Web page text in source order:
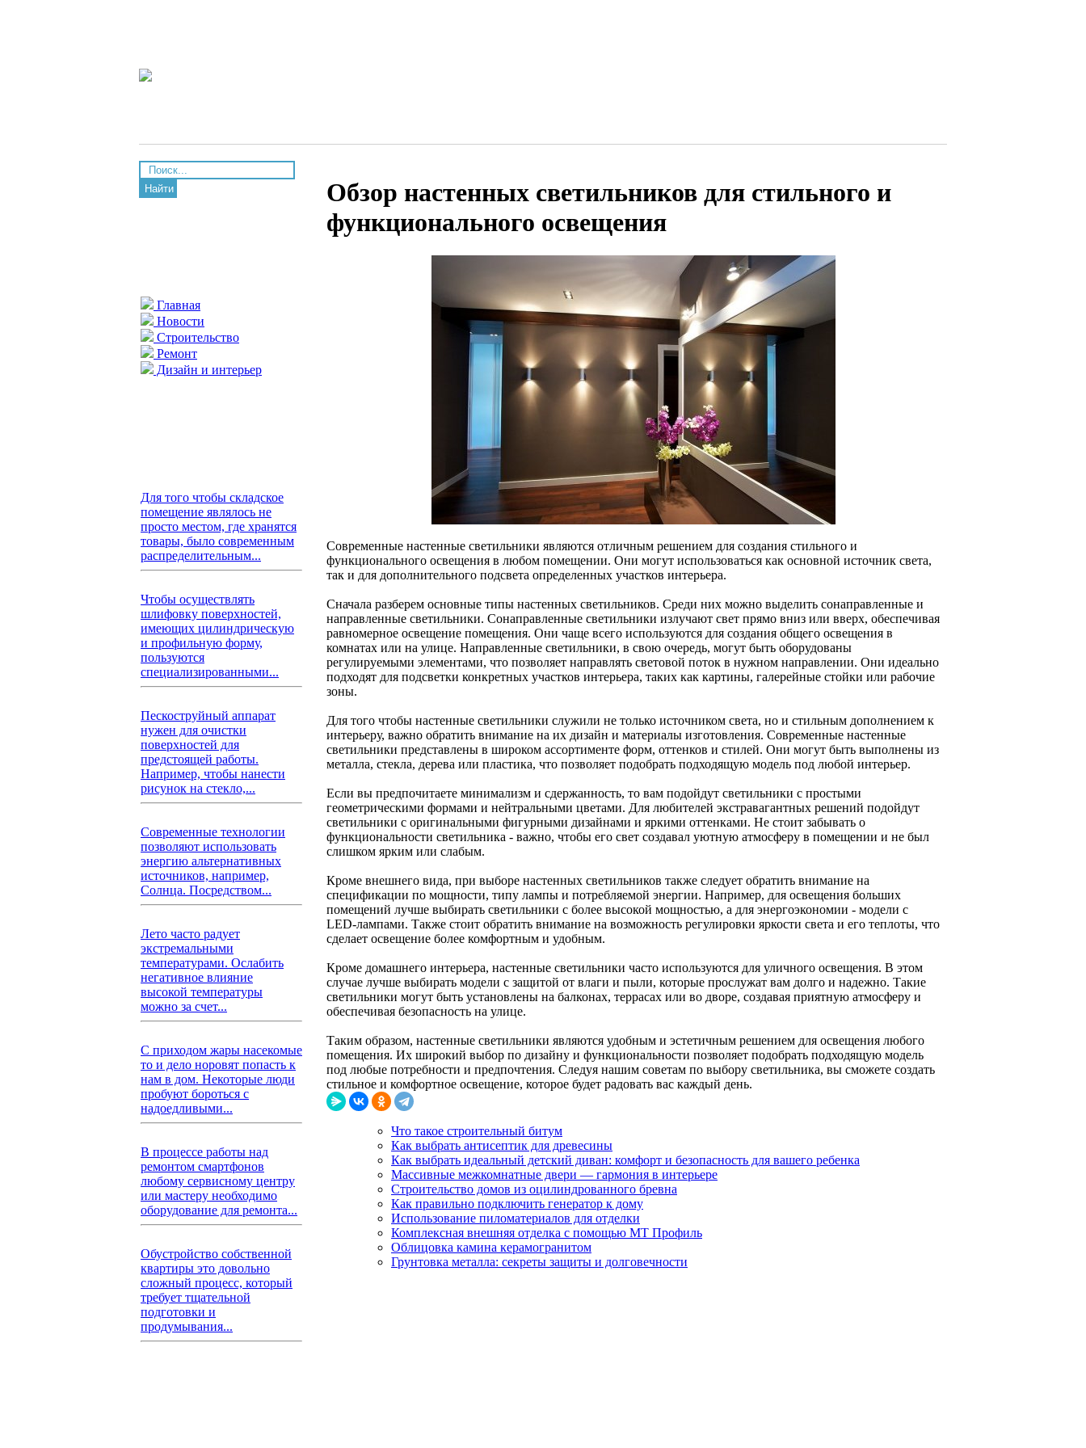
Найти
Главная
Новости
Строительство
Ремонт
Дизайн и интерьер
Для того чтобы складское
помещение являлось не
просто местом, где хранятся
товары, было современным
распределительным...
Чтобы осуществлять
шлифовку поверхностей,
имеющих цилиндрическую
и профильную форму,
пользуются
специализированными...
Пескоструйный аппарат
нужен для очистки
поверхностей для
предстоящей работы.
Например, чтобы нанести
рисунок на стекло,...
Современные технологии
позволяют использовать
энергию альтернативных
источников, например,
Солнца. Посредством...
Лето часто радует
экстремальными
температурами. Ослабить
негативное влияние
высокой температуры
можно за счет...
С приходом жары насекомые
то и дело норовят попасть к
нам в дом. Некоторые люди
пробуют бороться с
надоедливыми...
В процессе работы над
ремонтом смартфонов
любому сервисному центру
или мастеру необходимо
оборудование для ремонта...
Обустройство собственной
квартиры это довольно
сложный процесс, который
требует тщательной
подготовки и
продумывания...
Обзор настенных светильников для стильного и
функционального освещения
Современные настенные светильники являются отличным решением для создания стильного и
функционального освещения в любом помещении. Они могут использоваться как основной источник света,
так и для дополнительного подсвета определенных участков интерьера.
Сначала разберем основные типы настенных светильников. Среди них можно выделить сонаправленные и
направленные светильники. Сонаправленные светильники излучают свет прямо вниз или вверх, обеспечивая
равномерное освещение помещения. Они чаще всего используются для создания общего освещения в
комнатах или на улице. Направленные светильники, в свою очередь, могут быть оборудованы
регулируемыми элементами, что позволяет направлять световой поток в нужном направлении. Они идеально
подходят для подсветки конкретных участков интерьера, таких как картины, галерейные стойки или рабочие
зоны.
Для того чтобы настенные светильники служили не только источником света, но и стильным дополнением к
интерьеру, важно обратить внимание на их дизайн и материалы изготовления. Современные настенные
светильники представлены в широком ассортименте форм, оттенков и стилей. Они могут быть выполнены из
металла, стекла, дерева или пластика, что позволяет подобрать подходящую модель под любой интерьер.
Если вы предпочитаете минимализм и сдержанность, то вам подойдут светильники с простыми
геометрическими формами и нейтральными цветами. Для любителей экстравагантных решений подойдут
светильники с оригинальными фигурными дизайнами и яркими оттенками. Не стоит забывать о
функциональности светильника - важно, чтобы его свет создавал уютную атмосферу в помещении и не был
слишком ярким или слабым.
Кроме внешнего вида, при выборе настенных светильников также следует обратить внимание на
спецификации по мощности, типу лампы и потребляемой энергии. Например, для освещения больших
помещений лучше выбирать светильники с более высокой мощностью, а для энергоэкономии - модели с
LED-лампами. Также стоит обратить внимание на возможность регулировки яркости света и его теплоты, что
сделает освещение более комфортным и удобным.
Кроме домашнего интерьера, настенные светильники часто используются для уличного освещения. В этом
случае лучше выбирать модели с защитой от влаги и пыли, которые прослужат вам долго и надежно. Такие
светильники могут быть установлены на балконах, террасах или во дворе, создавая приятную атмосферу и
обеспечивая безопасность на улице.
Таким образом, настенные светильники являются удобным и эстетичным решением для освещения любого
помещения. Их широкий выбор по дизайну и функциональности позволяет подобрать подходящую модель
под любые потребности и предпочтения. Следуя нашим советам по выбору светильника, вы сможете создать
стильное и комфортное освещение, которое будет радовать вас каждый день.
Что такое строительный битум
Как выбрать антисептик для древесины
Как выбрать идеальный детский диван: комфорт и безопасность для вашего ребенка
Массивные межкомнатные двери — гармония в интерьере
Строительство домов из оцилиндрованного бревна
Как правильно подключить генератор к дому
Использование пиломатериалов для отделки
Комплексная внешняя отделка с помощью МТ Профиль
Облицовка камина керамогранитом
Грунтовка металла: секреты защиты и долговечности